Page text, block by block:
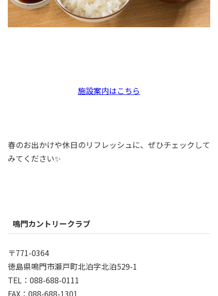
施設案内はこちら
春のお出かけや休日のリフレッシュに、ぜひチェックして
みてください✨
鳴門カントリークラブ
〒771-0364
徳島県鳴門市瀬戸町北泊字北泊529-1
TEL：088-688-0111
FAX：088-688-1301